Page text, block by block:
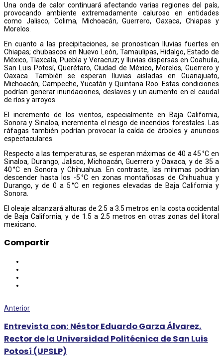
Una onda de calor continuará afectando varias regiones del país,
provocando ambiente extremadamente caluroso en entidades
como Jalisco, Colima, Michoacán, Guerrero, Oaxaca, Chiapas y
Morelos.
En cuanto a las precipitaciones, se pronostican lluvias fuertes en
Chiapas; chubascos en Nuevo León, Tamaulipas, Hidalgo, Estado de
México, Tlaxcala, Puebla y Veracruz; y lluvias dispersas en Coahuila,
San Luis Potosí, Querétaro, Ciudad de México, Morelos, Guerrero y
Oaxaca. También se esperan lluvias aisladas en Guanajuato,
Michoacán, Campeche, Yucatán y Quintana Roo. Estas condiciones
podrían generar inundaciones, deslaves y un aumento en el caudal
de ríos y arroyos.
El incremento de los vientos, especialmente en Baja California,
Sonora y Sinaloa, incrementa el riesgo de incendios forestales. Las
ráfagas también podrían provocar la caída de árboles y anuncios
espectaculares.
Respecto a las temperaturas, se esperan máximas de 40 a 45 °C en
Sinaloa, Durango, Jalisco, Michoacán, Guerrero y Oaxaca, y de 35 a
40 °C en Sonora y Chihuahua. En contraste, las mínimas podrían
descender hasta los -5 °C en zonas montañosas de Chihuahua y
Durango, y de 0 a 5 °C en regiones elevadas de Baja California y
Sonora.
El oleaje alcanzará alturas de 2.5 a 3.5 metros en la costa occidental
de Baja California, y de 1.5 a 2.5 metros en otras zonas del litoral
mexicano.
Compartir
Anterior
Entrevista con: Néstor Eduardo Garza Álvarez,
Rector de la Universidad Politécnica de San Luis
Potosí (UPSLP)